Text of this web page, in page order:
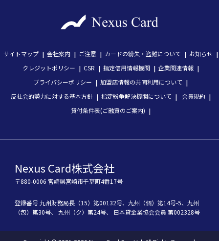
サイトマップ 会社案内 ご注意 カードの紛失・盗難について
お知らせ
クレジットポリシー
CSR 指定信用情報機関
企業関連情報
プライバシーポリシー
加盟店情報の共同利用について
反社会的勢力に対する基本方針
指定紛争解決機関について
会員規約
貸付条件表(ご融資のご案内)
Nexus Card株式会社
〒880-0006 宮崎県宮崎市千草町4番17号
登録番号九州財務局長（15）第00132号、 九州（個）第14号-5、 九州
（包）第30号、
九州（ク）第24号、 日本貸金業協会会員 第002328号